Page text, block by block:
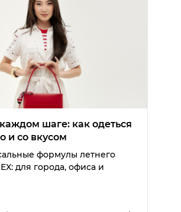
шаге: как одеться
и со вкусом
формулы летнего
для города, офиса и